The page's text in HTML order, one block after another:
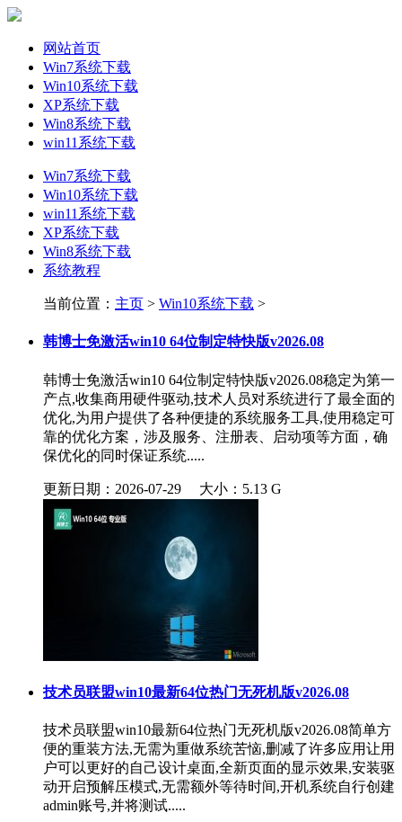
网站首页
Win7系统下载
Win10系统下载
XP系统下载
Win8系统下载
win11系统下载
Win7系统下载
Win10系统下载
win11系统下载
XP系统下载
Win8系统下载
系统教程
当前位置： 主页 > Win10系统下载 >
韩博士免激活win10 64位制定特快版v2026.08
韩博士免激活win10 64位制定特快版v2026.08稳定为第一
产点,收集商用硬件驱动,技术人员对系统进行了最全面的
优化,为用户提供了各种便捷的系统服务工具,使用稳定可
靠的优化方案，涉及服务、注册表、启动项等方面，确
保优化的同时保证系统.....
更新日期：2026-07-29 大小：5.13 G
技术员联盟win10最新64位热门无死机版v2026.08
技术员联盟win10最新64位热门无死机版v2026.08简单方
便的重装方法,无需为重做系统苦恼,删减了许多应用让用
户可以更好的自己设计桌面,全新页面的显示效果,安装驱
动开启预解压模式,无需额外等待时间,开机系统自行创建
admin账号,并将测试.....